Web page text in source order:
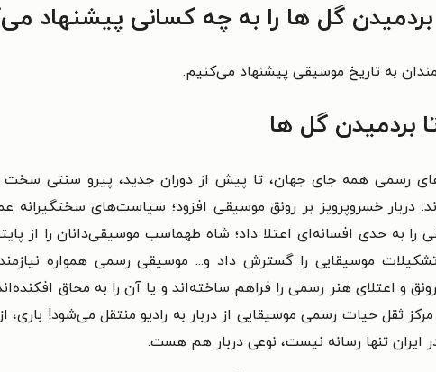
بردمیدن گل ها را به چه کسانی پیشنهاد
به تاریخ موسیقی پیشنهاد می‌کنیم.
بردمیدن گل ها
رسمی همه جای جهان، تا پیش از دوران جدید، پیرو سنتی سخت
دربار خسروپرویز بر رونق موسیقی افزود؛ سیاست‌های
را به حدی افسانه‌ای اعتلا داد؛ شاه طهماسب موسیقی‌دانان را از
موسیقایی را گسترش داد و... موسیقی رسمی همواره نیازمند
و اعتلای هنر رسمی را فراهم ساخته‌اند و یا آن را به محاق
ایران تنها رسانه نیست، نوعی دربار هم هست.